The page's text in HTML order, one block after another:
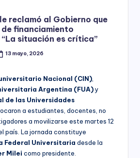
reclamó al Gobierno que
financiamiento
situación es crítica”
13 mayo, 2026
Nacional (CIN)
Argentina (FUA)y
de las Universidades
a estudiantes, docentes, no
a movilizarse este martes 12
país. La jornada constituye
Federal Universitaria desde la
Milei como presidente.